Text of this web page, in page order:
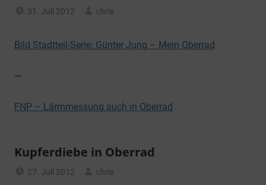
31. Juli 2012
chris
Bild Stadtteil-Serie: Günter Jung – Mein Oberrad
—
FNP – Lärmmessung auch in Oberrad
Kupferdiebe in Oberrad
27. Juli 2012
chris